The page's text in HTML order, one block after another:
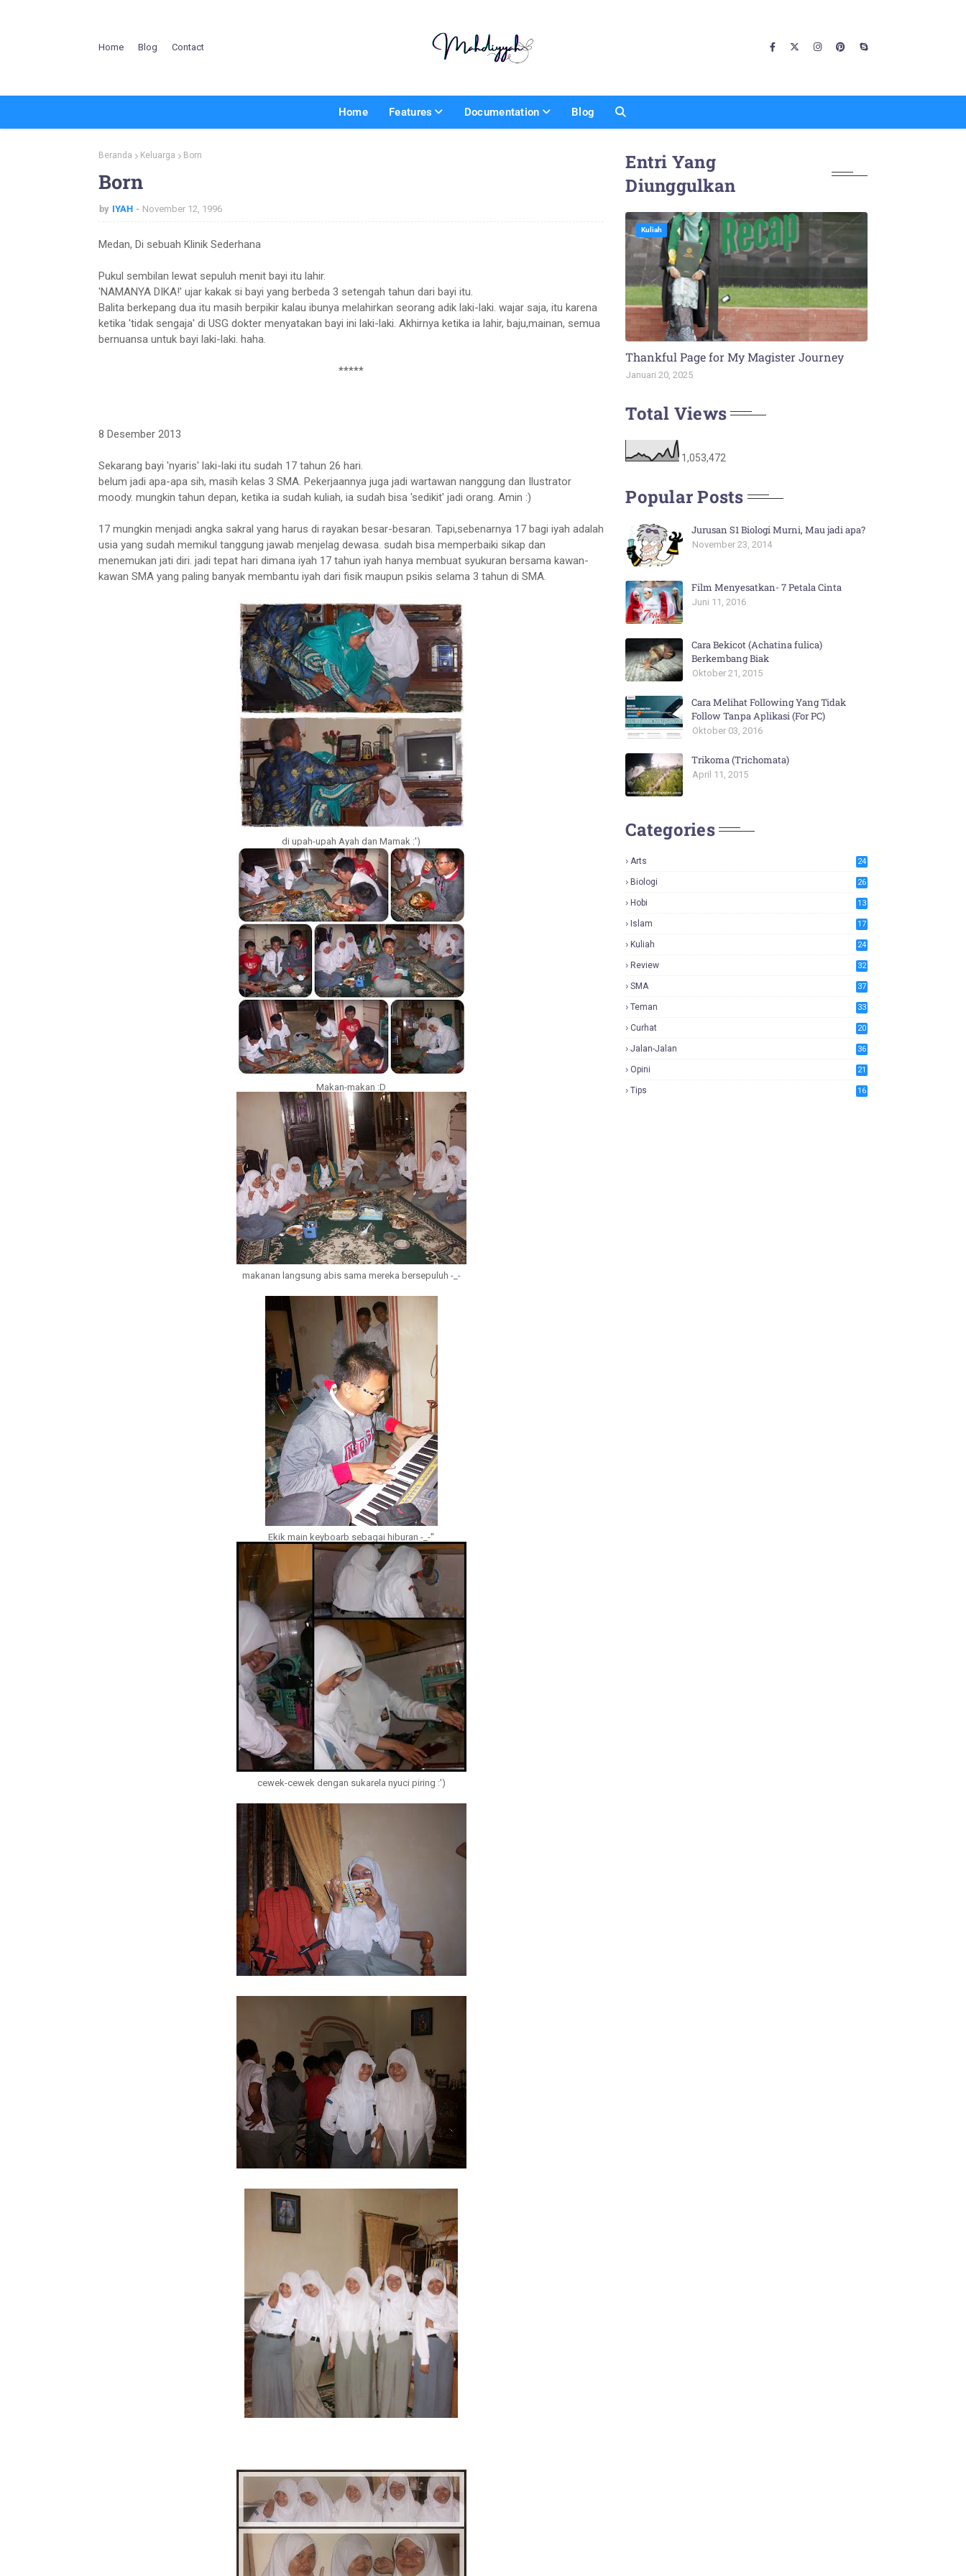
Home Blog Contact
Home Features Documentation Blog
Beranda Keluarga Born
Born
by IYAH November 12, 1996
Medan, Di sebuah Klinik Sederhana
Pukul sembilan lewat sepuluh menit bayi itu lahir.
'NAMANYA DIKA!' ujar kakak si bayi yang berbeda 3 setengah tahun dari bayi itu.
Balita berkepang dua itu masih berpikir kalau ibunya melahirkan seorang adik laki-laki. wajar saja, itu karena
ketika 'tidak sengaja' di USG dokter menyatakan bayi ini laki-laki. Akhirnya ketika ia lahir, baju,mainan, semua
bernuansa untuk bayi laki-laki. haha.
*****
8 Desember 2013
Sekarang bayi 'nyaris' laki-laki itu sudah 17 tahun 26 hari.
belum jadi apa-apa sih, masih kelas 3 SMA. Pekerjaannya juga jadi wartawan nanggung dan Ilustrator
moody. mungkin tahun depan, ketika ia sudah kuliah, ia sudah bisa 'sedikit' jadi orang. Amin :)
17 mungkin menjadi angka sakral yang harus di rayakan besar-besaran. Tapi,sebenarnya 17 bagi iyah adalah
usia yang sudah memikul tanggung jawab menjelag dewasa. sudah bisa memperbaiki sikap dan
menemukan jati diri. jadi tepat hari dimana iyah 17 tahun iyah hanya membuat syukuran bersama kawan-
kawan SMA yang paling banyak membantu iyah dari fisik maupun psikis selama 3 tahun di SMA.
di upah-upah Ayah dan Mamak :')
Makan-makan :D
makanan langsung abis sama mereka bersepuluh -_-
Ekik main keyboarb sebagai hiburan -_-''
cewek-cewek dengan sukarela nyuci piring :')
Entri Yang
Diunggulkan
Kuliah
Thankful Page for My Magister Journey
Januari 20, 2025
Total Views
1,053,472
Popular Posts
Jurusan S1 Biologi Murni, Mau jadi apa?
November 23, 2014
Film Menyesatkan- 7 Petala Cinta
Juni 11, 2016
Cara Bekicot (Achatina fulica)
Berkembang Biak
Oktober 21, 2015
Cara Melihat Following Yang Tidak
Follow Tanpa Aplikasi (For PC)
Oktober 03, 2016
Trikoma (Trichomata)
April 11, 2015
Categories
Arts 24
Biologi 26
Hobi 13
Islam 17
Kuliah 24
Review 32
SMA 37
Teman 33
Curhat 20
Jalan-Jalan 36
Opini 21
Tips 16